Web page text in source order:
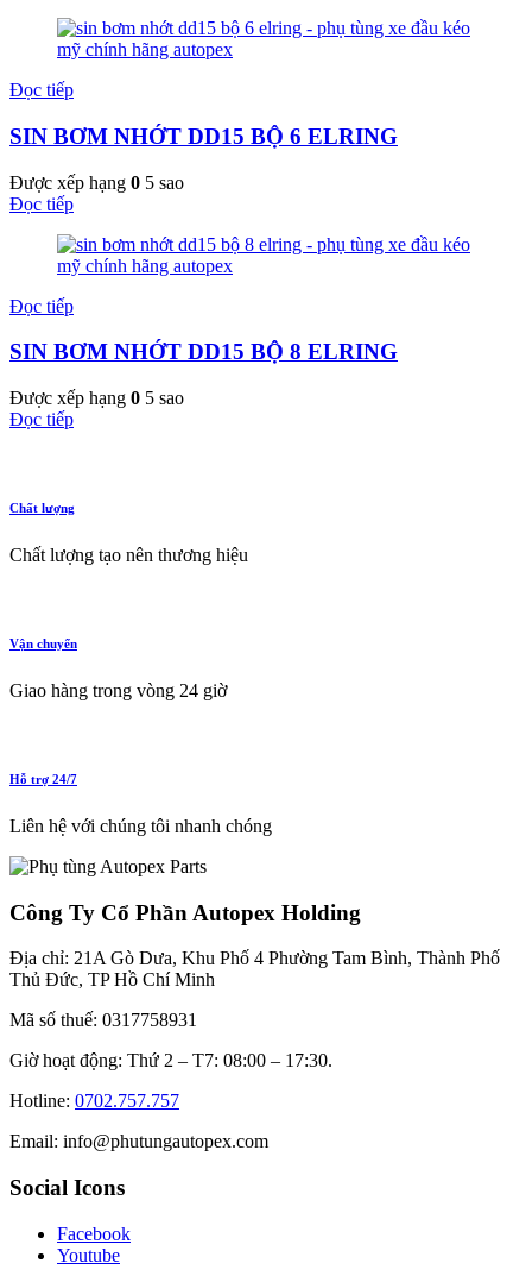
Đọc tiếp
SIN BƠM NHỚT DD15 BỘ 6 ELRING
Được xếp hạng 0 5 sao
Đọc tiếp
Đọc tiếp
SIN BƠM NHỚT DD15 BỘ 8 ELRING
Được xếp hạng 0 5 sao
Đọc tiếp
Chất lượng
Chất lượng tạo nên thương hiệu
Vận chuyển
Giao hàng trong vòng 24 giờ
Hỗ trợ 24/7
Liên hệ với chúng tôi nhanh chóng
Công Ty Cổ Phần Autopex Holding
Địa chỉ: 21A Gò Dưa, Khu Phố 4 Phường Tam Bình, Thành Phố
Thủ Đức, TP Hồ Chí Minh
Mã số thuế: 0317758931
Giờ hoạt động: Thứ 2 – T7: 08:00 – 17:30.
Hotline: 0702.757.757
Email: info@phutungautopex.com
Social Icons
Facebook
Youtube